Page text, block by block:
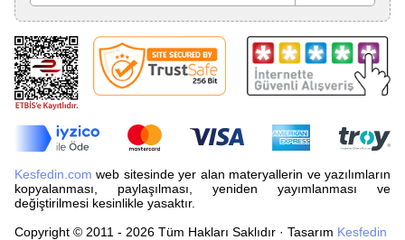
Kesfedin.com web sitesinde yer alan materyallerin ve yazılımların
kopyalanması, paylaşılması, yeniden yayımlanması ve
değiştirilmesi kesinlikle yasaktır.
Copyright © 2011 - 2026 Tüm Hakları Saklıdır · Tasarım Kesfedin